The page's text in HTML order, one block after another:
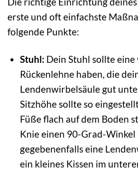
erste und oft einfachste
folgende Punkte:
Stuhl: Dein Stuhl sollte
Rückenlehne haben, die
Lendenwirbelsäule gut
Sitzhöhe sollte so
Füße flach auf dem Boden
Knie einen 90-Grad-
gegebenenfalls eine
ein kleines Kissen im